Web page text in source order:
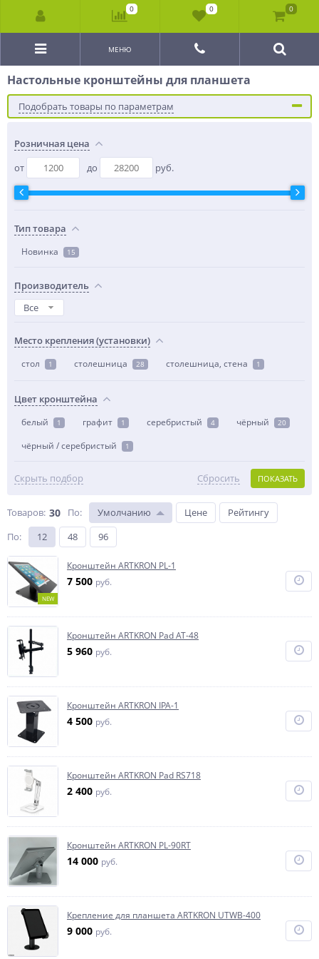
МЕНЮ
Настольные кронштейны для планшета
Подобрать товары по параметрам
Розничная цена
от
до руб.
Тип товара
Новинка 15
Производитель
Все
Место крепления (установки)
стол 1 столешница 28 столешница, стена 1
Цвет кронштейна
белый 1 графит 1 серебристый 4 чёрный 20
чёрный / серебристый 1
Скрыть подбор ПОКАЗАТЬ
Сбросить
Товаров: 30 По: Умолчанию Цене
Рейтингу
По: 12 48 96
NEW
Кронштейн ARTKRON PL-1
7 500 руб.
Кронштейн ARTKRON Pad AT-48
5 960 руб.
Кронштейн ARTKRON IPA-1
4 500 руб.
Кронштейн ARTKRON Pad RS718
2 400 руб.
Кронштейн ARTKRON PL-90RT
14 000 руб.
Крепление для планшета ARTKRON UTWB-400
9 000 руб.
0 0 0